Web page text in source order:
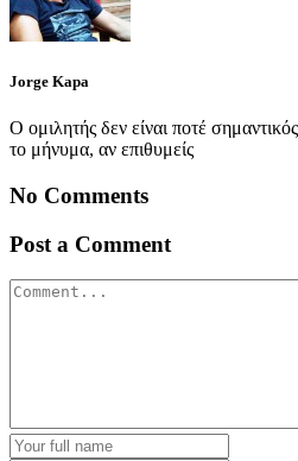
Jorge Kapa
Ο ομιλητής δεν είναι ποτέ
το μήνυμα, αν επιθυμείς
No Comments
Post a Comment